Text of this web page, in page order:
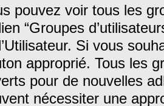
pouvez voir tous les
“Groupes
Si vous
approprié. Tous les
pour de nouvelles
nécessiter une